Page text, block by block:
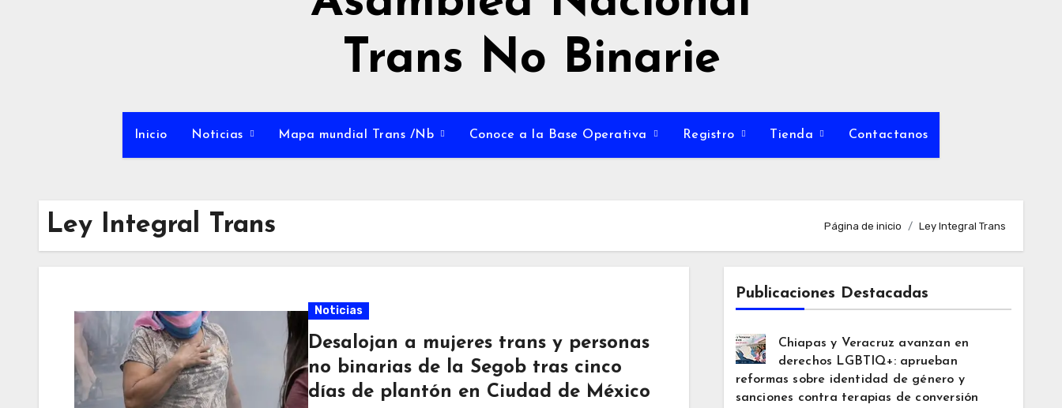
Trans No Binarie
Inicio Noticias Mapa mundial Trans /Nb Conoce a la Base Operativa Registro Tienda Contactanos
Ley Integral Trans Página de inicio Ley Integral Trans
Noticias
Desalojan a mujeres trans y personas
no binarias de la Segob tras cinco
días de plantón en Ciudad de México
Publicaciones Destacadas
Chiapas y Veracruz avanzan en
derechos LGBTIQ+: aprueban
reformas sobre identidad de género y
sanciones contra terapias de conversión